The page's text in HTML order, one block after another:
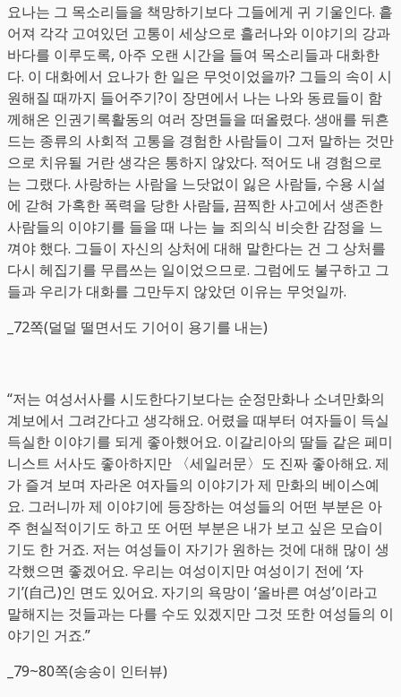
요나는 그 목소리들을 책망하기보다 그들에게 귀 기울인다. 흩
어져 각각 고여있던 고통이 세상으로 흘러나와 이야기의 강과
바다를 이루도록, 아주 오랜 시간을 들여 목소리들과 대화한
다. 이 대화에서 요나가 한 일은 무엇이었을까? 그들의 속이 시
원해질 때까지 들어주기?이 장면에서 나는 나와 동료들이 함
께해온 인권기록활동의 여러 장면들을 떠올렸다. 생애를 뒤흔
드는 종류의 사회적 고통을 경험한 사람들이 그저 말하는 것만
으로 치유될 거란 생각은 통하지 않았다. 적어도 내 경험으로
는 그랬다. 사랑하는 사람을 느닷없이 잃은 사람들, 수용 시설
에 갇혀 가혹한 폭력을 당한 사람들, 끔찍한 사고에서 생존한
사람들의 이야기를 들을 때 나는 늘 죄의식 비슷한 감정을 느
껴야 했다. 그들이 자신의 상처에 대해 말한다는 건 그 상처를
다시 헤집기를 무릅쓰는 일이었으므로. 그럼에도 불구하고 그
들과 우리가 대화를 그만두지 않았던 이유는 무엇일까.
_72쪽(덜덜 떨면서도 기어이 용기를 내는)
“저는 여성서사를 시도한다기보다는 순정만화나 소녀만화의
계보에서 그려간다고 생각해요. 어렸을 때부터 여자들이 득실
득실한 이야기를 되게 좋아했어요. 이갈리아의 딸들 같은 페미
니스트 서사도 좋아하지만 〈세일러문〉도 진짜 좋아해요. 제
가 즐겨 보며 자라온 여자들의 이야기가 제 만화의 베이스예
요. 그러니까 제 이야기에 등장하는 여성들의 어떤 부분은 아
주 현실적이기도 하고 또 어떤 부분은 내가 보고 싶은 모습이
기도 한 거죠. 저는 여성들이 자기가 원하는 것에 대해 많이 생
각했으면 좋겠어요. 우리는 여성이지만 여성이기 전에 ‘자
기’(自己)인 면도 있어요. 자기의 욕망이 ‘올바른 여성’이라고
말해지는 것들과는 다를 수도 있겠지만 그것 또한 여성들의 이
야기인 거죠.”
_79~80쪽(송송이 인터뷰)